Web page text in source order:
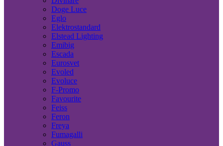
Doge Luce
Eglo
Elektrostandard
Elstead Lighting
Emibig
Escada
Eurosvet
Evoled
Evoluce
F-Promo
Favourite
Feiss
Feron
Freya
Fumagalli
Gauss